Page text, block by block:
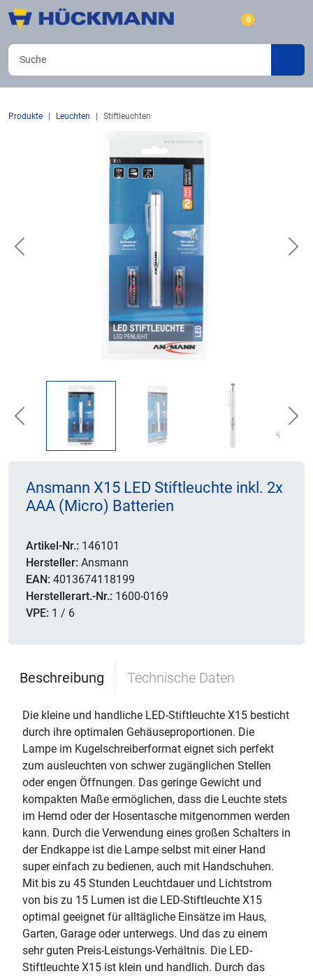
0
Produkte Leuchten Stiftleuchten
Previous
Previous
Ansmann X15 LED Stiftleuchte inkl. 2x
AAA (Micro) Batterien
Artikel-Nr.: 146101
Hersteller: Ansmann
EAN: 4013674118199
Herstellerart.-Nr.: 1600-0169
VPE: 1 / 6
Beschreibung Technische Daten
Die kleine und handliche LED-Stiftleuchte X15 besticht
durch ihre optimalen Gehäuseproportionen. Die
Lampe im Kugelschreiberformat eignet sich perfekt
zum ausleuchten von schwer zugänglichen Stellen
oder engen Öffnungen. Das geringe Gewicht und
kompakten Maße ermöglichen, dass die Leuchte stets
im Hemd oder der Hosentasche mitgenommen werden
kann. Durch die Verwendung eines großen Schalters in
der Endkappe ist die Lampe selbst mit einer Hand
super einfach zu bedienen, auch mit Handschuhen.
Mit bis zu 45 Stunden Leuchtdauer und Lichtstrom
von bis zu 15 Lumen ist die LED-Stiftleuchte X15
optimal geeignet für alltägliche Einsätze im Haus,
Garten, Garage oder unterwegs. Und das zu einem
sehr guten Preis-Leistungs-Verhältnis. Die LED-
Stiftleuchte X15 ist klein und handlich. Durch das